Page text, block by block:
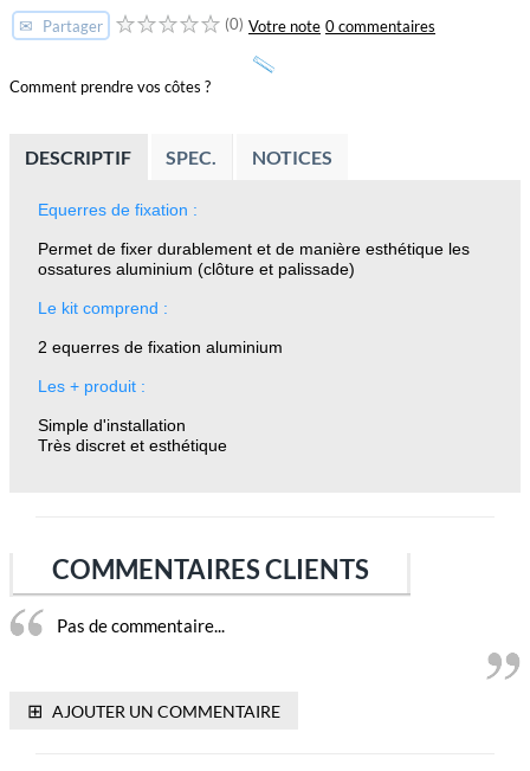
✉ Partager (0) Votre note 0 commentaires
Comment prendre vos côtes ?
DESCRIPTIF SPEC. NOTICES
Equerres de fixation :
Permet de fixer durablement et de manière esthétique les
ossatures aluminium (clôture et palissade)
Le kit comprend :
2 equerres de fixation aluminium
Les + produit :
Simple d'installation
Très discret et esthétique
COMMENTAIRES CLIENTS
Pas de commentaire...
⊞ AJOUTER UN COMMENTAIRE